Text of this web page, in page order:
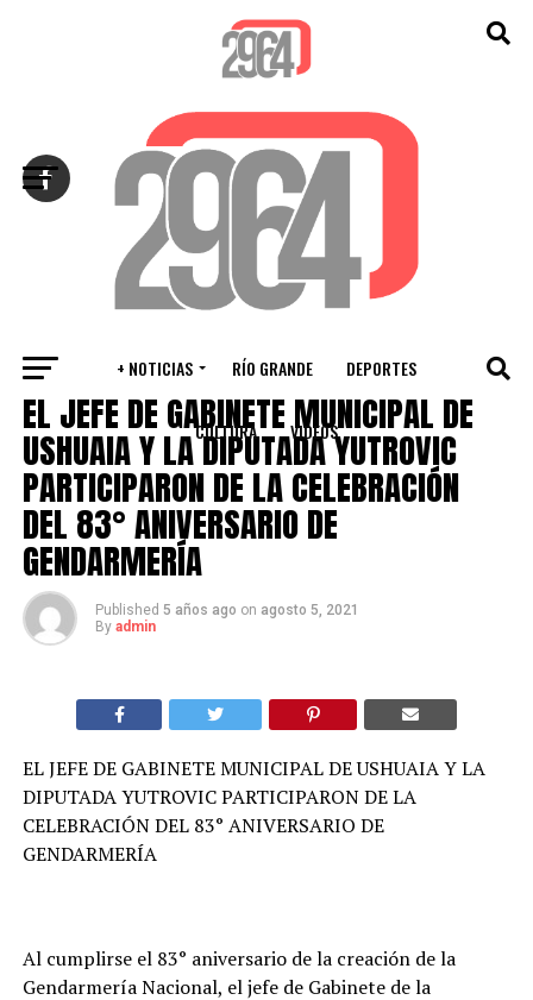
+ NOTICIAS RÍO GRANDE DEPORTES
CULTURA VIDEOS
VARIOS
EL JEFE DE GABINETE MUNICIPAL DE
USHUAIA Y LA DIPUTADA YUTROVIC
PARTICIPARON DE LA CELEBRACIÓN
DEL 83° ANIVERSARIO DE
GENDARMERÍA
Published 5 años ago on agosto 5, 2021
By admin
EL JEFE DE GABINETE MUNICIPAL DE USHUAIA Y LA
DIPUTADA YUTROVIC PARTICIPARON DE LA
CELEBRACIÓN DEL 83° ANIVERSARIO DE
GENDARMERÍA
Al cumplirse el 83° aniversario de la creación de la
Gendarmería Nacional, el jefe de Gabinete de la
Salir de la versión móvil